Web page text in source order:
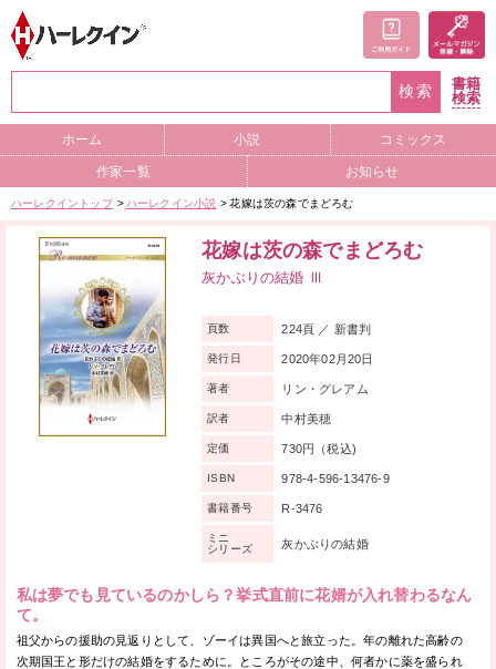
検索
書籍
検索
ホーム 小説 コミックス
作家一覧 お知らせ
ハーレクイントップ ハーレクイン小説 花嫁は茨の森でまどろむ
花嫁は茨の森でまどろむ
灰かぶりの結婚 Ⅲ
私は夢でも見ているのかしら？挙式直前に花婿が入れ替わるなん
て。
祖父からの援助の見返りとして、ゾーイは異国へと旅立った。年の離れた高齢の
次期国王と形だけの結婚をするために。ところがその途中、何者かに薬を盛られ
頁数 224頁 ／ 新書判
発行日 2020年02月20日
著者 リン・グレアム
訳者 中村美穂
定価 730円（税込)
ISBN 978-4-596-13476-9
書籍番号 R-3476
ミニ
シリーズ
灰かぶりの結婚